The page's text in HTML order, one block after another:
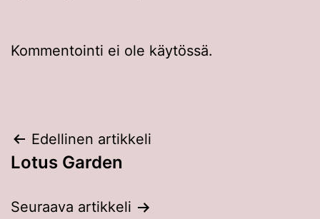
Kommentointi ei ole käytössä.
Artikkelien
selaus
Edellinen artikkeli
Lotus Garden
Seuraava artikkeli